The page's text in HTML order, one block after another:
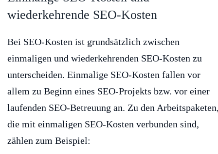
wiederkehrende SEO-Kosten
Bei SEO-Kosten ist grundsätzlich zwischen
einmaligen und wiederkehrenden SEO-Kosten zu
unterscheiden. Einmalige SEO-Kosten fallen vor
allem zu Beginn eines SEO-Projekts bzw. vor einer
laufenden SEO-Betreuung an. Zu den
die mit einmaligen SEO-Kosten verbunden sind,
zählen zum Beispiel: